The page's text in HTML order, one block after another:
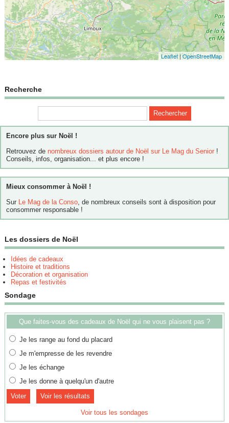
Leaflet|OpenStreetMap
Recherche
Encore plus sur Noël !
Retrouvez de nombreux dossiers autour de Noël sur Le Mag du Senior !
Conseils, infos, organisation... et plus encore !
Mieux consommer à Noël !
Sur Le Mag de la Conso, de nombreux conseils sont à disposition pour
consommer responsable !
Les dossiers de Noël
Idées de cadeaux
Histoire et traditions
Décoration et organisation
Repas et festivités
Sondage
Que faites-vous des cadeaux de Noël qui ne vous plaisent pas ?
Je les range au fond du placard
Je m'empresse de les revendre
Je les échange
Je les donne à quelqu'un d'autre
Voir les résultats
Voir tous les sondages